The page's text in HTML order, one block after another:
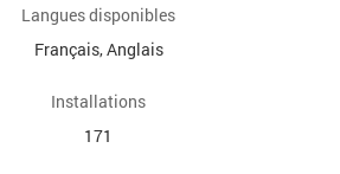
Langues disponibles
Français, Anglais
Installations
171